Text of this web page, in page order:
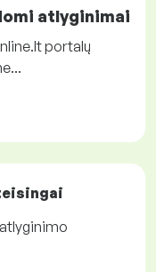
atlyginimai
portalų